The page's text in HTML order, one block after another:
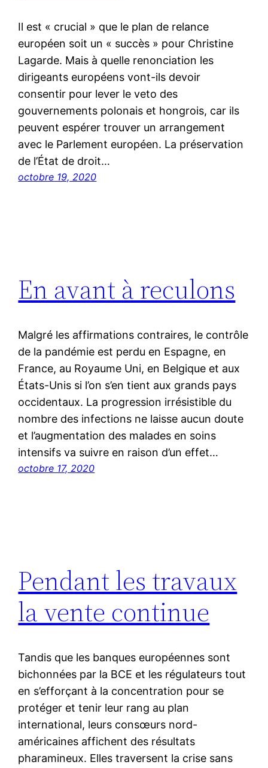
Il est « crucial » que le plan de relance
européen soit un « succès » pour Christine
Lagarde. Mais à quelle renonciation les
dirigeants européens vont-ils devoir
consentir pour lever le veto des
gouvernements polonais et hongrois, car ils
peuvent espérer trouver un arrangement
avec le Parlement européen. La préservation
de l’État de droit…
octobre 19, 2020
En avant à reculons
Malgré les affirmations contraires, le contrôle
de la pandémie est perdu en Espagne, en
France, au Royaume Uni, en Belgique et aux
États-Unis si l’on s’en tient aux grands pays
occidentaux. La progression irrésistible du
nombre des infections ne laisse aucun doute
et l’augmentation des malades en soins
intensifs va suivre en raison d’un effet…
octobre 17, 2020
Pendant les travaux
la vente continue
Tandis que les banques européennes sont
bichonnées par la BCE et les régulateurs tout
en s’efforçant à la concentration pour se
protéger et tenir leur rang au plan
international, leurs consœurs nord-
américaines affichent des résultats
pharamineux. Elles traversent la crise sans